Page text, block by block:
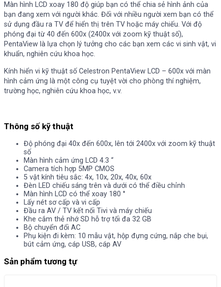
Màn hình LCD xoay 180 độ giúp bạn có thể chia sẻ hình ảnh của
bạn đang xem với người khác. Đối với nhiều người xem bạn có thể
sử dụng đầu ra TV để hiển thị trên TV hoặc máy chiếu. Với độ
phóng đại từ 40 đến 600x (2400x với zoom kỹ thuật số),
PentaView là lựa chọn lý tưởng cho các bạn xem các vi sinh vật, vi
khuẩn, nghiên cứu khoa học.
Kính hiển vi kỹ thuật số Celestron PentaView LCD – 600x với màn
hình cảm ứng là một công cụ tuyệt vời cho phòng thí nghiệm,
trường học, nghiên cứu khoa học, v.v.
Thông số kỹ thuật
Độ phóng đại 40x đến 600x, lên tới 2400x với zoom kỹ thuật
số
Màn hình cảm ứng LCD 4.3 “
Camera tích hợp 5MP CMOS
5 vật kính tiêu sắc: 4x, 10x, 20x, 40x, 60x
Đèn LED chiếu sáng trên và dưới có thể điều chỉnh
Màn hình LCD có thể xoay 180 °
Lấy nét sơ cấp và vi cấp
Đầu ra AV / TV kết nối Tivi và máy chiếu
Khe cắm thẻ nhớ SD hỗ trợ tối đa 32 GB
Bộ chuyển đổi AC
Phụ kiện đi kèm: 10 mẫu vật, hộp đựng cứng, nắp che bụi,
bút cảm ứng, cáp USB, cáp AV
Sản phẩm tương tự